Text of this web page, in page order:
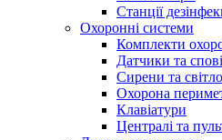
Станції
Охоронні системи
Комплекти
Датчики та
Сирени та
Охорона
Клавіатури
Централі та